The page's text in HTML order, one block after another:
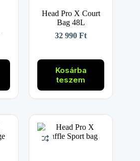
Head Pro X Court
Bag 48L
32 990Ft
Kosárba
teszem